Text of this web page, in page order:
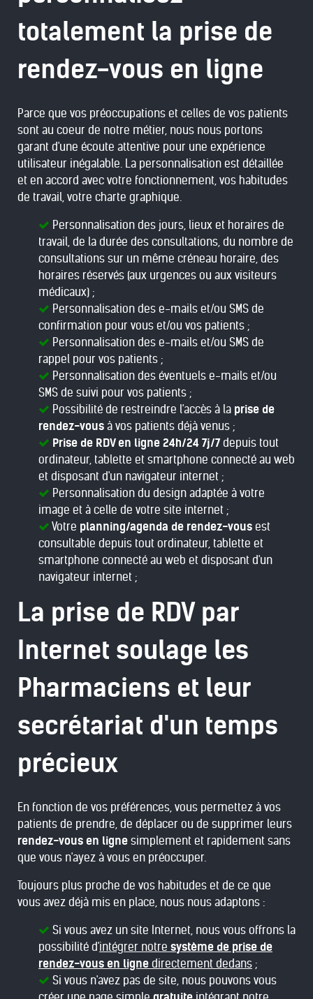
totalement la prise de
rendez-vous en ligne
Parce que vos préoccupations et celles de vos patients
sont au coeur de notre métier, nous nous portons
garant d'une écoute attentive pour une expérience
utilisateur inégalable. La personnalisation est détaillée
et en accord avec votre fonctionnement, vos habitudes
de travail, votre charte graphique.
Personnalisation des jours, lieux et horaires de
travail, de la durée des consultations, du nombre de
consultations sur un même créneau horaire, des
horaires réservés (aux urgences ou aux visiteurs
médicaux) ;
Personnalisation des e-mails et/ou SMS de
confirmation pour vous et/ou vos patients ;
Personnalisation des e-mails et/ou SMS de
rappel pour vos patients ;
Personnalisation des éventuels e-mails et/ou
SMS de suivi pour vos patients ;
Possibilité de restreindre l'accès à la prise de
rendez-vous à vos patients déjà venus ;
Prise de RDV en ligne 24h/24 7j/7depuis tout
ordinateur, tablette et smartphone connecté au web
et disposant d'un navigateur internet ;
Personnalisation du design adaptée à votre
image et à celle de votre site internet ;
Votre planning/agenda de rendez-vous est
consultable depuis tout ordinateur, tablette et
smartphone connecté au web et disposant d'un
navigateur internet ;
La prise de RDV par
Internet soulage les
Pharmaciens et leur
secrétariat d'un temps
précieux
En fonction de vos préférences, vous permettez à vos
patients de prendre, de déplacer ou de supprimer leurs
rendez-vous en ligne simplement et rapidement sans
que vous n'ayez à vous en préoccuper.
Toujours plus proche de vos habitudes et de ce que
vous avez déjà mis en place, nous nous adaptons :
Si vous avez un site Internet, nous vous offrons la
possibilité d'intégrer notre système de prise de
rendez-vous en ligne directement dedans ;
Si vous n'avez pas de site, nous pouvons vous